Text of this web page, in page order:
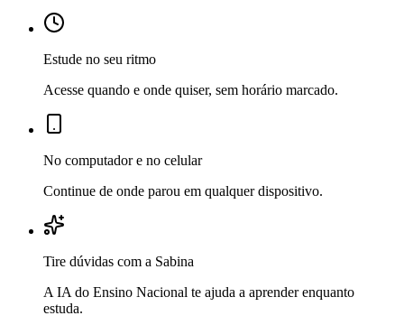
Estude no seu ritmo
Acesse quando e onde quiser, sem horário marcado.
No computador e no celular
Continue de onde parou em qualquer dispositivo.
Tire dúvidas com a Sabina
A IA do Ensino Nacional te ajuda a aprender enquanto
estuda.